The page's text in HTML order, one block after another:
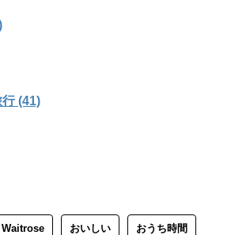
(41)
Waitrose おいしい おうち時間